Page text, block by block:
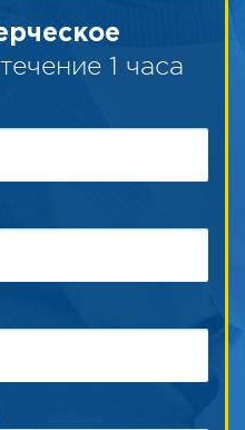
1 часа